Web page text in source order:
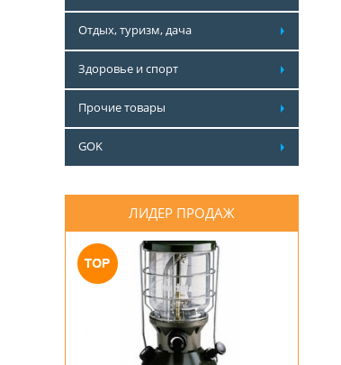
Отдых, туризм, дача
Здоровье и спорт
Прочие товары
GOK
ЛИДЕР ПРОДАЖ